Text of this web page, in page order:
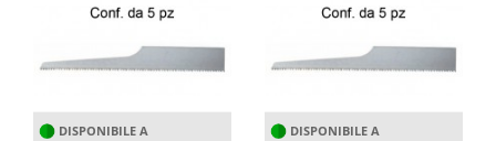
DISPONIBILE A
DISPONIBILE A